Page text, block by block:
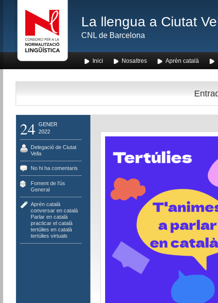
La llengua a Ciutat
CNL de Barcelona
Inici Nosaltres Aprèn català
24 GENER
2022
Delegació de Ciutat
Vella
No hi ha comentaris
Foment de l'ús
General
Aprèn català,
conversar en català,
Parlar en català,
practicar el català,
tertúlies en català,
tertúlies virtuals